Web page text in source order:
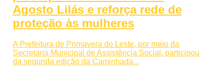
Agosto Lilás e reforça rede de
proteção às mulheres
A Prefeitura de Primavera do Leste, por meio da
Secretaria Municipal de Assistência Social, participou
da segunda edição da Caminhada...